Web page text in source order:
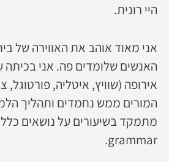
היי רונית.
אני מאוד אוהב את האווירה של
האנשים שלומדים פה. אני
אירופה (שוויץ, איטליה,
המורים ממש נחמדים ותהליך
מתמקד בשיעורים על נושאים
grammar.